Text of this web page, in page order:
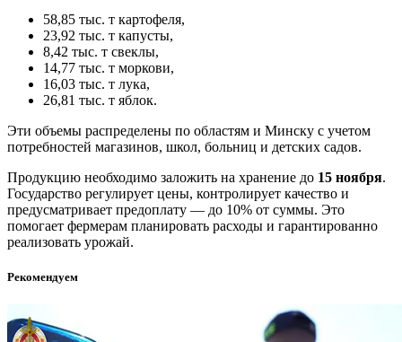
58,85 тыс. т картофеля,
23,92 тыс. т капусты,
8,42 тыс. т свеклы,
14,77 тыс. т моркови,
16,03 тыс. т лука,
26,81 тыс. т яблок.
Эти объемы распределены по областям и Минску с учетом
потребностей магазинов, школ, больниц и детских садов.
Продукцию необходимо заложить на хранение до 15 ноября.
Государство регулирует цены, контролирует качество и
предусматривает предоплату — до 10% от суммы. Это
помогает фермерам планировать расходы и гарантированно
реализовать урожай.
Рекомендуем